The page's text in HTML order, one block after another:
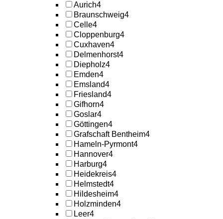
Aurich4
Braunschweig4
Celle4
Cloppenburg4
Cuxhaven4
Delmenhorst4
Diepholz4
Emden4
Emsland4
Friesland4
Gifhorn4
Goslar4
Göttingen4
Grafschaft Bentheim4
Hameln-Pyrmont4
Hannover4
Harburg4
Heidekreis4
Helmstedt4
Hildesheim4
Holzminden4
Leer4